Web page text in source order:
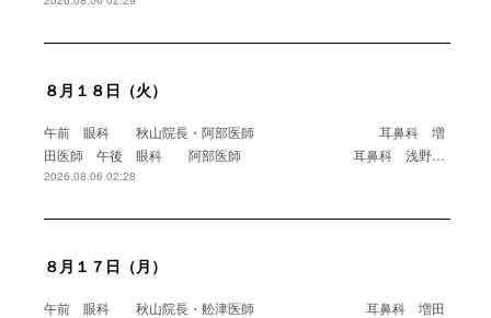
８月１８日（火）
午前 眼科 秋山院長・阿部医師 耳鼻科 増
田医師 午後 眼科 阿部医師 耳鼻科 浅野…
2026.08.06 02:28
８月１７日（月）
午前 眼科 秋山院長・舩津医師 耳鼻科 増田